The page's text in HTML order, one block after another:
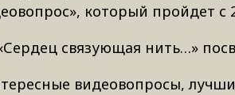
который пройдет с
связующая нить…»
видеовопросы,